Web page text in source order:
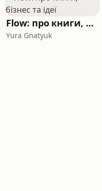
Flow: про книги, бізнес та ідеї
Yura Gnatyuk